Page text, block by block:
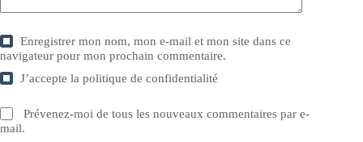
Enregistrer mon nom, mon e-mail et mon site dans ce
navigateur pour mon prochain commentaire.
J’accepte lapolitique de confidentialité
Prévenez-moi de tous les nouveaux commentaires par e-
mail.